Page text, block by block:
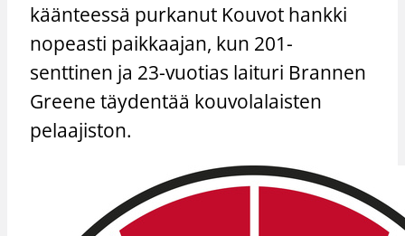
käänteessä purkanut Kouvot hankki
nopeasti paikkaajan, kun 201-
senttinen ja 23-vuotias laituri Brannen
Greene täydentää kouvolalaisten
pelaajiston.